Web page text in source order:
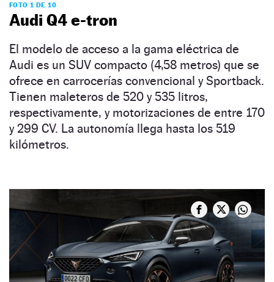
FOTO 1 DE 10
Audi Q4 e-tron
El modelo de acceso a la gama eléctrica de
Audi es un SUV compacto (4,58 metros) que se
ofrece en carrocerías convencional y Sportback.
Tienen maleteros de 520 y 535 litros,
respectivamente, y motorizaciones de entre 170
y 299 CV. La autonomía llega hasta los 519
kilómetros.